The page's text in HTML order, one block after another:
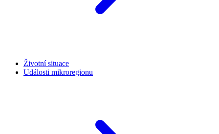
Životní situace
Události mikroregionu